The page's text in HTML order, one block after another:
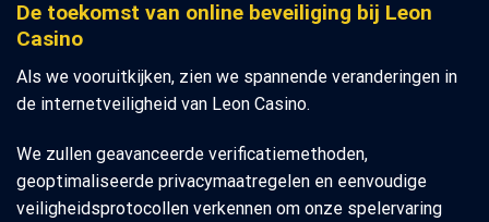
De toekomst van online beveiliging bij Leon
Casino
Als we vooruitkijken, zien we spannende veranderingen in
de internetveiligheid van Leon Casino.
We zullen geavanceerde verificatiemethoden,
geoptimaliseerde privacymaatregelen en eenvoudige
veiligheidsprotocollen verkennen om onze spelervaring